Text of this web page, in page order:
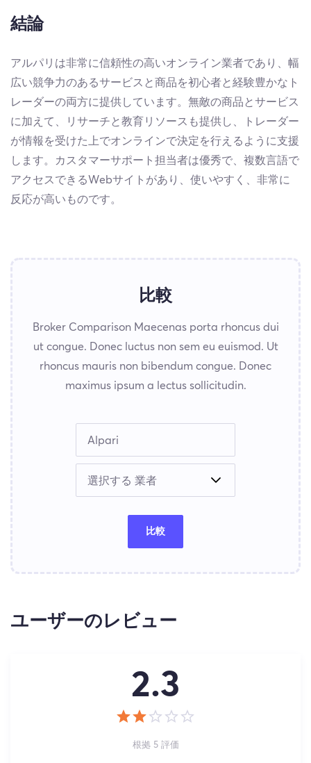
結論
アルパリは非常に信頼性の高いオンライン業者であり、幅
広い競争力のあるサービスと商品を初心者と経験豊かなト
レーダーの両方に提供しています。無敵の商品とサービス
に加えて、リサーチと教育リソースも提供し、トレーダー
が情報を受けた上でオンラインで決定を行えるように支援
します。カスタマーサポート担当者は優秀で、複数言語で
アクセスできるWebサイトがあり、使いやすく、非常に
反応が高いものです。
比較
Broker Comparison Maecenas porta rhoncus dui
ut congue. Donec luctus non sem eu euismod. Ut
rhoncus mauris non bibendum congue. Donec
maximus ipsum a lectus sollicitudin.
比較
ユーザーのレビュー
2.3
根拠 5 評価